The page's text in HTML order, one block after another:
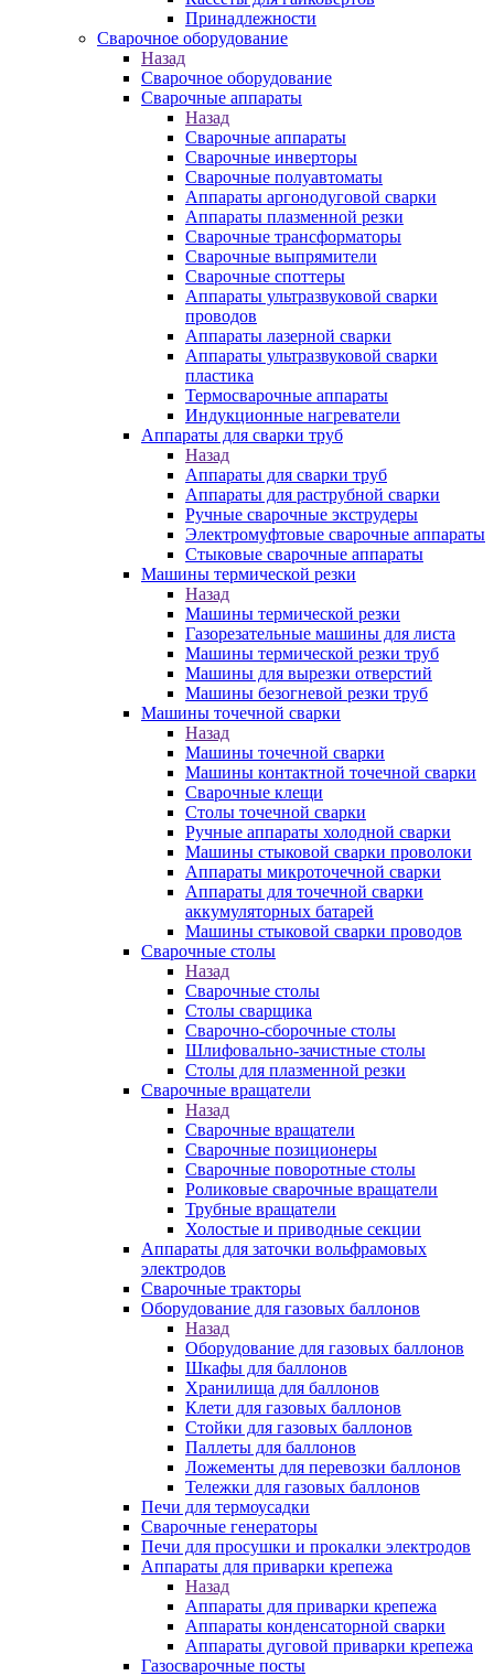
Принадлежности
Сварочное оборудование
Назад
Сварочное оборудование
Сварочные аппараты
Назад
Сварочные аппараты
Сварочные инверторы
Сварочные полуавтоматы
Аппараты аргонодуговой сварки
Аппараты плазменной резки
Сварочные трансформаторы
Сварочные выпрямители
Сварочные споттеры
Аппараты ультразвуковой сварки
проводов
Аппараты лазерной сварки
Аппараты ультразвуковой сварки
пластика
Термосварочные аппараты
Индукционные нагреватели
Аппараты для сварки труб
Назад
Аппараты для сварки труб
Аппараты для раструбной сварки
Ручные сварочные экструдеры
Электромуфтовые сварочные аппараты
Стыковые сварочные аппараты
Машины термической резки
Назад
Машины термической резки
Газорезательные машины для листа
Машины термической резки труб
Машины для вырезки отверстий
Машины безогневой резки труб
Машины точечной сварки
Назад
Машины точечной сварки
Машины контактной точечной сварки
Сварочные клещи
Столы точечной сварки
Ручные аппараты холодной сварки
Машины стыковой сварки проволоки
Аппараты микроточечной сварки
Аппараты для точечной сварки
аккумуляторных батарей
Машины стыковой сварки проводов
Сварочные столы
Назад
Сварочные столы
Столы сварщика
Сварочно-сборочные столы
Шлифовально-зачистные столы
Столы для плазменной резки
Сварочные вращатели
Назад
Сварочные вращатели
Сварочные позиционеры
Сварочные поворотные столы
Роликовые сварочные вращатели
Трубные вращатели
Холостые и приводные секции
Аппараты для заточки вольфрамовых
электродов
Сварочные тракторы
Оборудование для газовых баллонов
Назад
Оборудование для газовых баллонов
Шкафы для баллонов
Хранилища для баллонов
Клети для газовых баллонов
Стойки для газовых баллонов
Паллеты для баллонов
Ложементы для перевозки баллонов
Тележки для газовых баллонов
Печи для термоусадки
Сварочные генераторы
Печи для просушки и прокалки электродов
Аппараты для приварки крепежа
Назад
Аппараты для приварки крепежа
Аппараты конденсаторной сварки
Аппараты дуговой приварки крепежа
Газосварочные посты